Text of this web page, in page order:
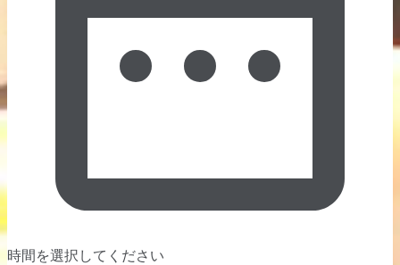
時間を選択してください